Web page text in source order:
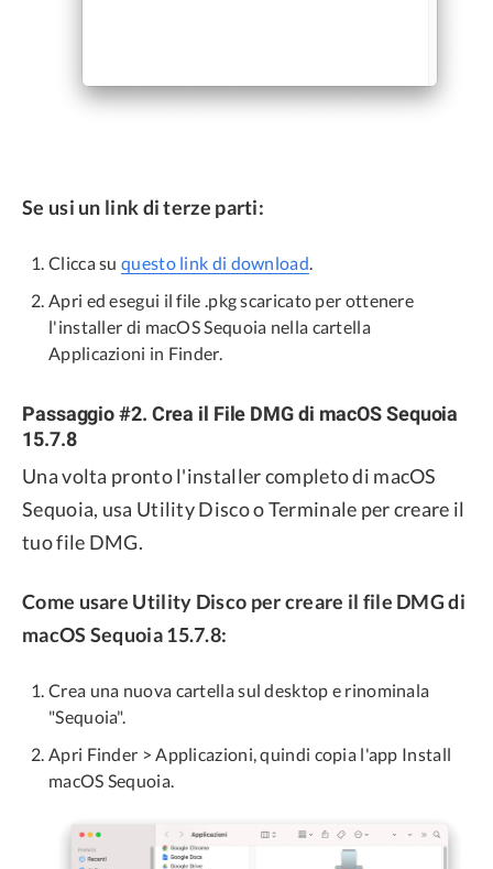
Se usi un link di terze parti:
Clicca su questo link di download
Apri ed esegui il file .pkg scaricato per ottenere
l'installer di macOS Sequoia nella cartella
Applicazioni in Finder.
Passaggio #2. Crea il File DMG di macOS Sequoia
15.7.8
Una volta pronto l'installer completo di macOS
Sequoia, usa Utility Disco o Terminale per creare il
tuo file DMG.
Come usare Utility Disco per creare il file DMG di
macOS Sequoia 15.7.8:
Crea una nuova cartella sul desktop e rinominala
"Sequoia".
Apri Finder > Applicazioni, quindi copia l'app Install
macOS Sequoia.